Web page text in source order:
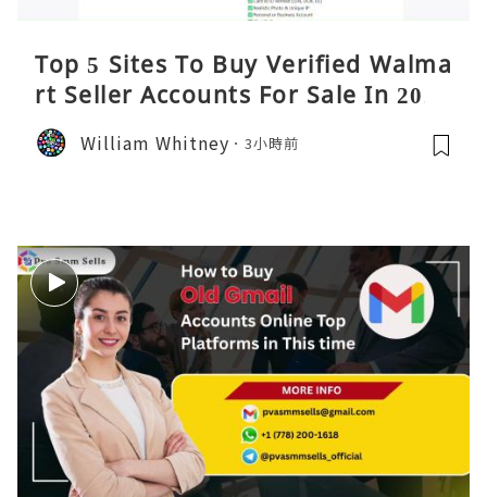
Top 5 Sites To Buy Verified Walma
rt Seller Accounts For Sale In 2026
William Whitney 3小時前